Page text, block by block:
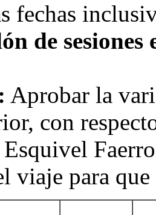
fechas
de
Aprobar la
con
viaje para que